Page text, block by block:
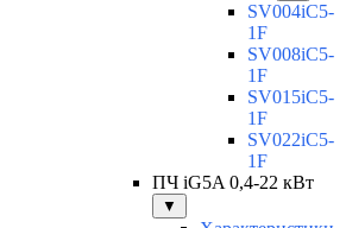
SV004iC5-
1F
SV008iC5-
1F
SV015iC5-
1F
SV022iC5-
1F
ПЧ iG5A 0,4-22 кВт
▼